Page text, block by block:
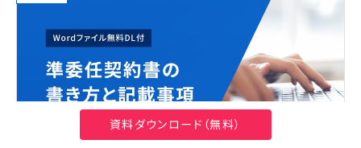
資料ダウンロード（無料）